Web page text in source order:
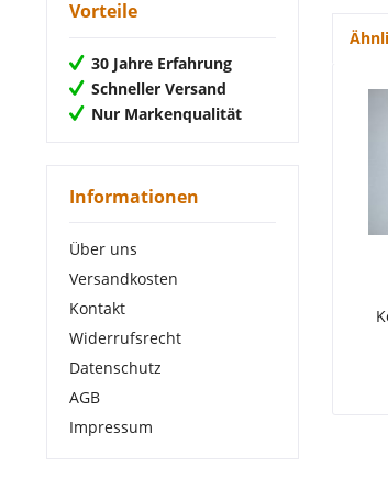
Vorteile
30 Jahre Erfahrung
Schneller Versand
Nur Markenqualität
Informationen
Über uns
Versandkosten
Kontakt
Widerrufsrecht
Datenschutz
AGB
Impressum